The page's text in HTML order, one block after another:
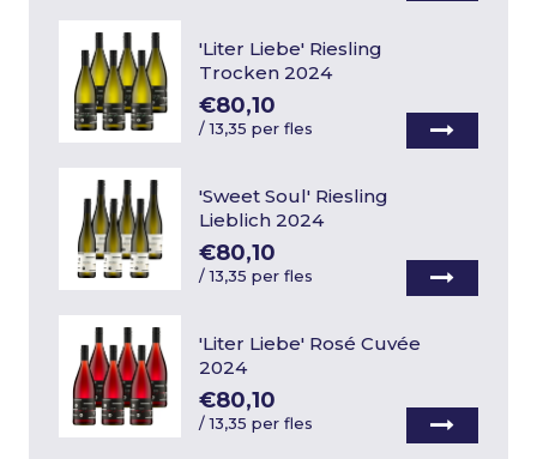
'Liter Liebe' Riesling
Trocken 2024
€80,10
/13,35 per fles
'Sweet Soul' Riesling
Lieblich 2024
€80,10
/13,35 per fles
'Liter Liebe' Rosé Cuvée
2024
€80,10
/13,35 per fles